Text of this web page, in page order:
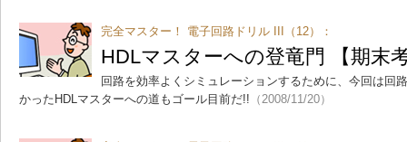
完全マスター！ 電子回路ドリル III（12）：
HDLマスターへの登竜門 【期末
回路を効率よくシミュレーションするために、今回は回
かったHDLマスターへの道もゴール目前だ!! （2008/11/20）